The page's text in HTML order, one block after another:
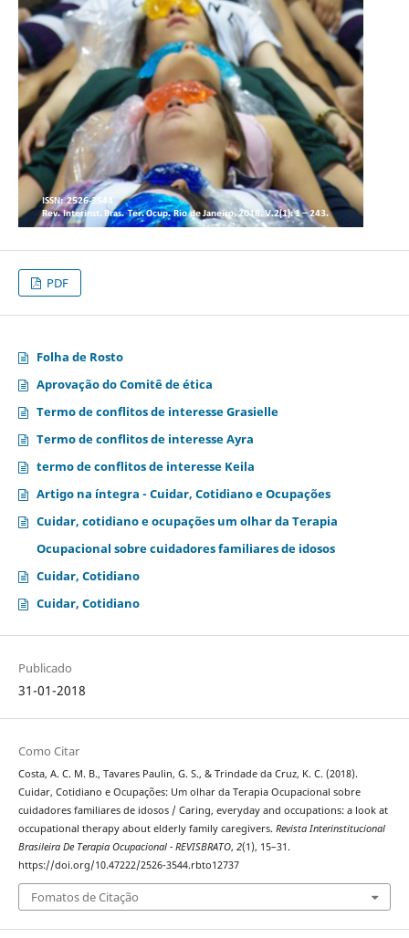
PDF
Folha de Rosto
Aprovação do Comitê de ética
Termo de conflitos de interesse Grasielle
Termo de conflitos de interesse Ayra
termo de conflitos de interesse Keila
Artigo na íntegra - Cuidar, Cotidiano e Ocupações
Cuidar, cotidiano e ocupações um olhar da Terapia
Ocupacional sobre cuidadores familiares de idosos
Cuidar, Cotidiano
Cuidar, Cotidiano
Publicado
31-01-2018
Como Citar
Costa, A. C. M. B., Tavares Paulin, G. S., & Trindade da Cruz, K. C. (2018).
Cuidar, Cotidiano e Ocupações: Um olhar da Terapia Ocupacional sobre
cuidadores familiares de idosos / Caring, everyday and occupations: a look at
occupational therapy about elderly family caregivers. Revista Interinstitucional
Brasileira De Terapia Ocupacional - REVISBRATO, 2(1), 15–31.
https://doi.org/10.47222/2526-3544.rbto12737
Fomatos de Citação